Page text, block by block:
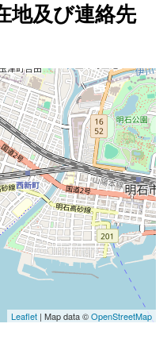
地及び連絡先
Leaflet | Map data ©OpenStreetMap